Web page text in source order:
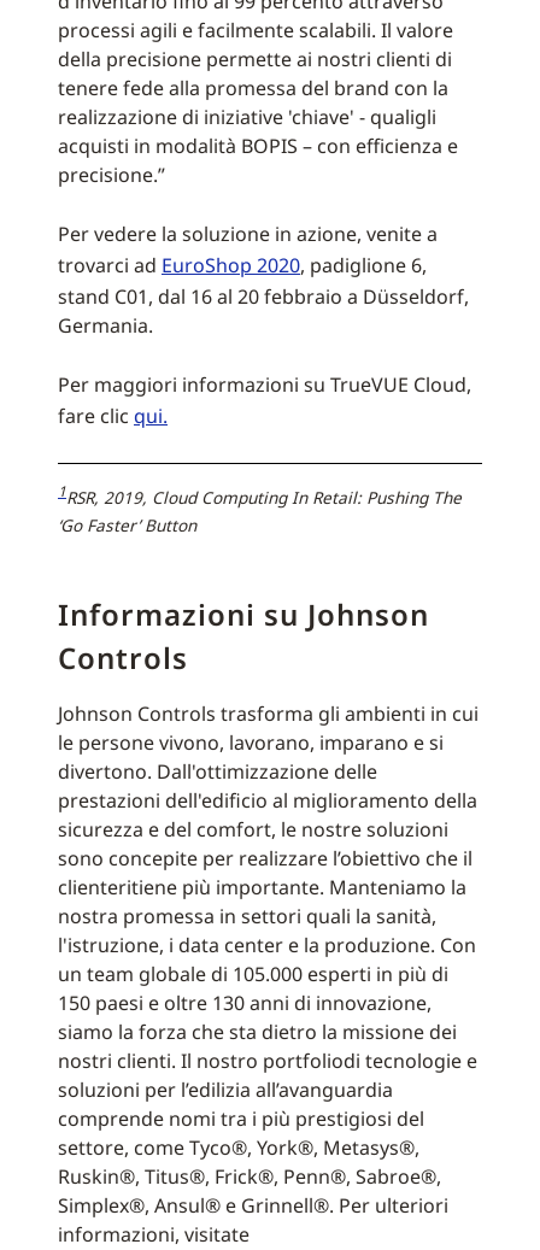
processi agili e facilmente scalabili. Il valore
della precisione permette ai nostri clienti di
tenere fede alla promessa del brand con la
realizzazione di iniziative 'chiave' - qualigli
acquisti in modalità BOPIS – con efficienza e
precisione.”
Per vedere la soluzione in azione, venite a
trovarci ad EuroShop 2020, padiglione 6,
stand C01, dal 16 al 20 febbraio a Düsseldorf,
Germania.
Per maggiori informazioni su TrueVUE Cloud,
fare clic qui.
1RSR, 2019, Cloud Computing In Retail: Pushing The
‘Go Faster’ Button
Informazioni su Johnson
Controls
Johnson Controls trasforma gli ambienti in cui
le persone vivono, lavorano, imparano e si
divertono. Dall'ottimizzazione delle
prestazioni dell'edificio al miglioramento della
sicurezza e del comfort, le nostre soluzioni
sono concepite per realizzare l’obiettivo che il
clienteritiene più importante. Manteniamo la
nostra promessa in settori quali la sanità,
l'istruzione, i data center e la produzione. Con
un team globale di 105.000 esperti in più di
150 paesi e oltre 130 anni di innovazione,
siamo la forza che sta dietro la missione dei
nostri clienti. Il nostro portfoliodi tecnologie e
soluzioni per l’edilizia all’avanguardia
comprende nomi tra i più prestigiosi del
settore, come Tyco®, York®, Metasys®,
Ruskin®, Titus®, Frick®, Penn®, Sabroe®,
Simplex®, Ansul® e Grinnell®. Per ulteriori
informazioni, visitate